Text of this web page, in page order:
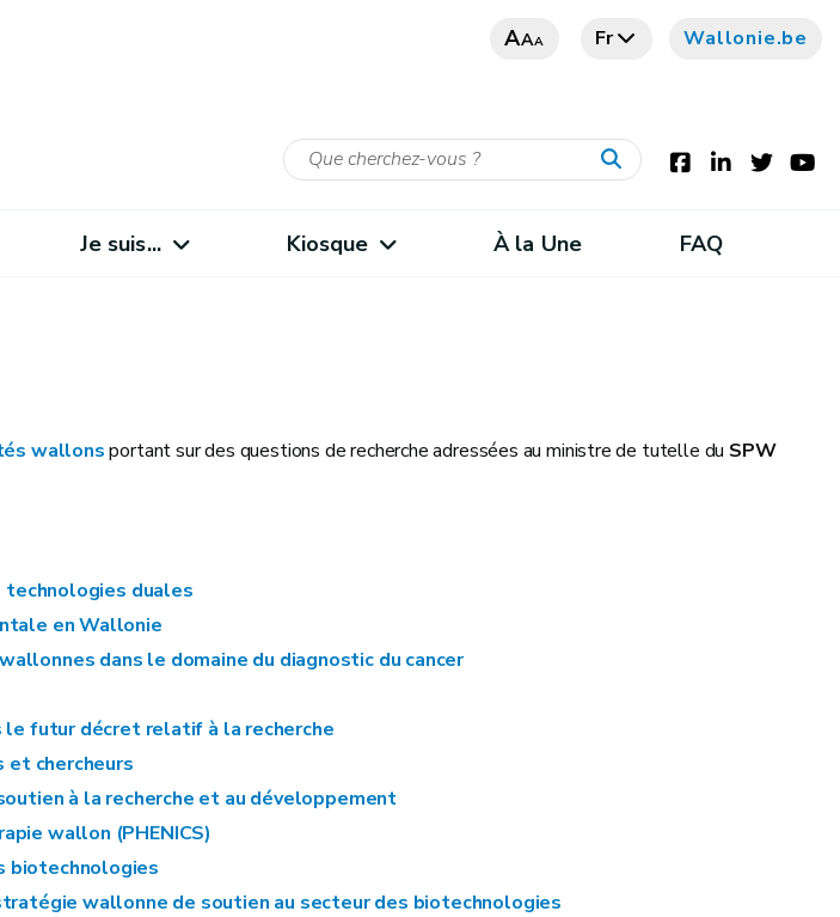
AAA Fr Wallonie.be
Je suis... Kiosque À la Une FAQ
wallonsportant sur des questions de recherche adressées au ministre de tutelle du SPW
technologies duales
en Wallonie
dans le domaine du diagnostic du cancer
futur décret relatif à la recherche
et chercheurs
à la recherche et au développement
wallon (PHENICS)
biotechnologies
wallonne de soutien au secteur des biotechnologies